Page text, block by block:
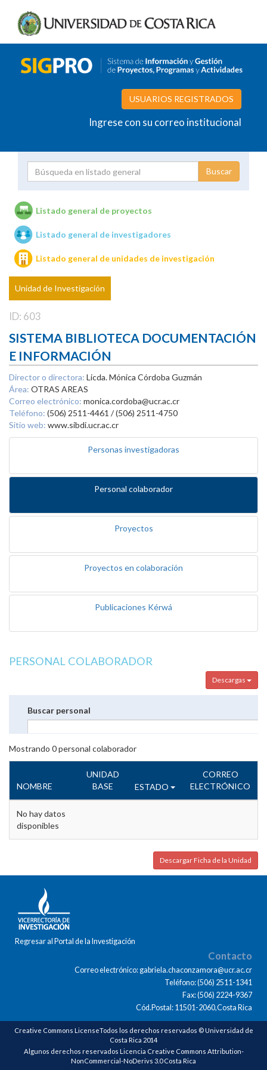
USUARIOS REGISTRADOS
Ingrese con su correo institucional
Unidades de investigación
Listado general de proyectos
Listado general de investigadores
Listado general de unidades de investigación
Unidad de Investigación
ID: 603
SISTEMA BIBLIOTECA DOCUMENTACIÓN
E INFORMACIÓN
Director o directora: Licda. Mónica Córdoba Guzmán
Área: OTRAS AREAS
Correo electrónico: monica.cordoba@ucr.ac.cr
Teléfono: (506) 2511-4461 / (506) 2511-4750
Sitio web: www.sibdi.ucr.ac.cr
Personas investigadoras
Personal colaborador
Proyectos
Proyectos en colaboración
Publicaciones Kérwá
PERSONAL COLABORADOR
Descargas
Buscar personal
Mostrando 0personal colaborador
NOMBRE
UNIDAD
BASE
ESTADO
CORREO
ELECTRÓNICO
No hay datos
disponibles
Descargar Ficha de la Unidad
Regresar al Portal de la Investigación
Contacto
Correo electrónico: gabriela.chaconzamora@ucr.ac.cr
Teléfono: (506) 2511-1341
Fax: (506) 2224-9367
Cód.Postal: 11501-2060,Costa Rica
Creative Commons LicenseTodos los derechos reservados © Universidad de
Costa Rica 2014
Algunos derechos reservados Licencia Creative Commons Attribution-
NonCommercial-NoDerivs 3.0 Costa Rica